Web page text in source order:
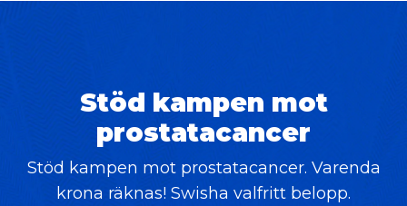
Stöd kampen mot
prostatacancer
Stöd kampen mot prostatacancer. Varenda
krona räknas! Swisha valfritt belopp.